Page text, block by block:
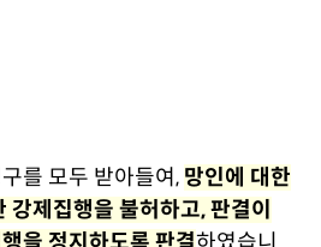
를 모두 받아들여, 망인에 대한
강제집행을 불허하고, 판결이